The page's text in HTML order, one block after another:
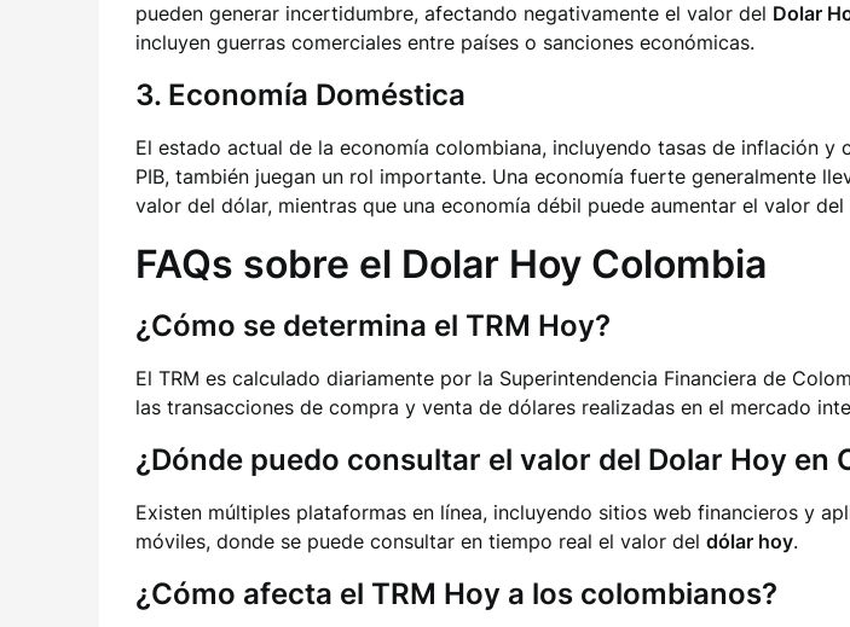
pueden generar incertidumbre, afectando negativamente el valor del Dolar
incluyen guerras comerciales entre países o sanciones económicas.
3. Economía Doméstica
El estado actual de la economía colombiana, incluyendo tasas de inflación y
PIB, también juegan un rol importante. Una economía fuerte generalmente
valor del dólar, mientras que una economía débil puede aumentar el valor del
FAQs sobre el Dolar Hoy Colombia
¿Cómo se determina el TRM Hoy?
El TRM es calculado diariamente por la Superintendencia Financiera de
las transacciones de compra y venta de dólares realizadas en el mercado
¿Dónde puedo consultar el valor del Dolar Hoy en
Existen múltiples plataformas en línea, incluyendo sitios web financieros y
móviles, donde se puede consultar en tiempo real el valor del dólar hoy.
¿Cómo afecta el TRM Hoy a los colombianos?